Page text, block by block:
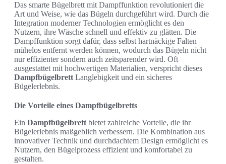
Das smarte Bügelbrett mit Dampffunktion revolutioniert die
Art und Weise, wie das Bügeln durchgeführt wird. Durch die
Integration moderner Technologien ermöglicht es den
Nutzern, ihre Wäsche schnell und effektiv zu glätten. Die
Dampffunktion sorgt dafür, dass selbst hartnäckige Falten
mühelos entfernt werden können, wodurch das Bügeln nicht
nur effizienter sondern auch zeitsparender wird. Oft
ausgestattet mit hochwertigen Materialien, verspricht dieses
Dampfbügelbrett Langlebigkeit und ein sicheres
Bügelerlebnis.
Die Vorteile eines Dampfbügelbretts
Ein Dampfbügelbrett bietet zahlreiche Vorteile, die ihr
Bügelerlebnis maßgeblich verbessern. Die Kombination aus
innovativer Technik und durchdachtem Design ermöglicht es
Nutzern, den Bügelprozess effizient und komfortabel zu
gestalten.